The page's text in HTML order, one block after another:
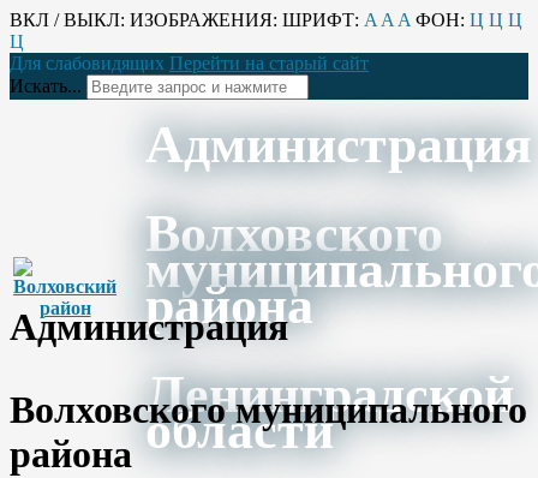
ВКЛ / ВЫКЛ: ИЗОБРАЖЕНИЯ: ШРИФТ: A A A ФОН: Ц Ц Ц
Ц
Для слабовидящих Перейти на старый сайт
Искать...
Администрация
Волховского
района
Ленинградской
области
Администрация
Волховского муниципального
района